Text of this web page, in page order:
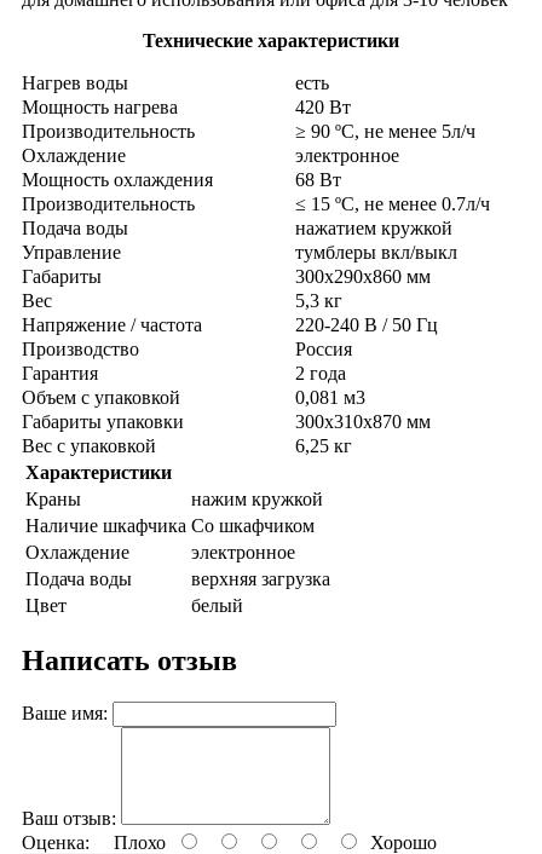
Технические характеристики
Нагрев воды
есть
Мощность нагрева
420 Вт
Производительность
≥ 90 ºС, не менее 5л/ч
Охлаждение
электронное
Мощность охлаждения
68 Вт
Производительность
≤ 15 ºС, не менее 0.7л/ч
Подача воды
нажатием кружкой
Управление
тумблеры вкл/выкл
Габариты
300х290х860 мм
Вес
5,3 кг
Напряжение / частота
220-240 В / 50 Гц
Производство
Россия
Гарантия
2 года
Объем с упаковкой
0,081 м3
Габариты упаковки
300х310х870 мм
Вес с упаковкой
6,25 кг
Характеристики
Краны
нажим кружкой
Наличие шкафчика Со шкафчиком
Охлаждение
электронное
Подача воды
верхняя загрузка
Цвет
белый
Написать отзыв
Ваше имя:
Ваш отзыв:
Оценка: Плохо Хорошо